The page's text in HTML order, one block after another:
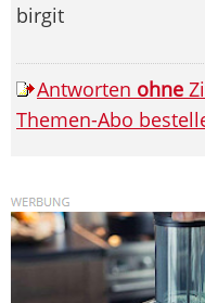
birgit
Antworten ohne
Themen-Abo